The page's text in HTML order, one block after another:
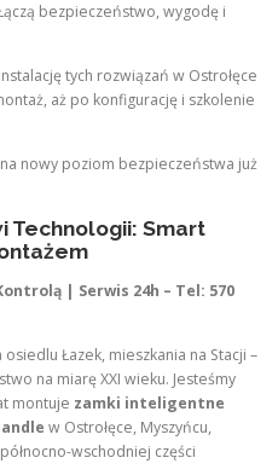
bezpieczeństwo, wygodę i
tych rozwiązań w Ostrołęce
aż po konfigurację i szkolenie
nowy poziom bezpieczeństwa już
Technologii: Smart
| Serwis 24h – Tel: 570
Łazek, mieszkania na Stacji –
na miarę XXI wieku. Jesteśmy
montuje zamki inteligentne
w Ostrołęce, Myszyńcu,
wschodniej części